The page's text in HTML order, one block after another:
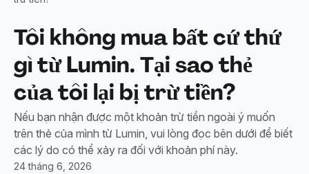
Tôi không mua bất cứ thứ
gì từ Lumin. Tại sao thẻ
của tôi lại bị trừ tiền?
Nếu bạn nhận được một khoản trừ tiền ngoài ý muốn
trên thẻ của mình từ Lumin, vui lòng đọc bên dưới để biết
các lý do có thể xảy ra đối với khoản phí này.
24 tháng 6, 2026